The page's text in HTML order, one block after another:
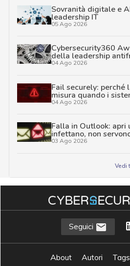
Sovranità digitale e
leadership IT
05 Ago 2026
Cybersecurity360
della leadership
04 Ago 2026
Fail securely: perché
misura quando i
04 Ago 2026
Falla in Outlook: apri
infettano, non
03 Ago 2026
Vedi
Seguici
About Autori Tags